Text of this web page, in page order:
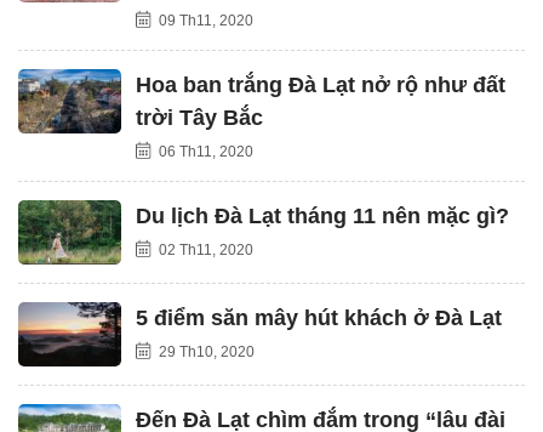
09 Th11, 2020
Hoa ban trắng Đà Lạt nở rộ như đất
trời Tây Bắc
06 Th11, 2020
Du lịch Đà Lạt tháng 11 nên mặc gì?
02 Th11, 2020
5 điểm săn mây hút khách ở Đà Lạt
29 Th10, 2020
Đến Đà Lạt chìm đắm trong “lâu đài